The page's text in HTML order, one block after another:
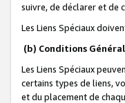
suivre, de déclarer et de
Les Liens Spéciaux
(b) Conditions
Les Liens Spéciaux
certains types de liens,
et du placement de